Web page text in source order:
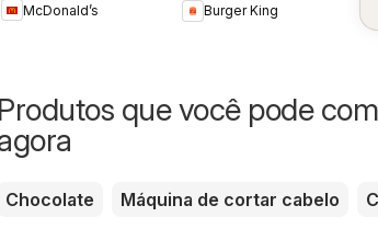
McDonald’s
Burger King
Produtos que você pode
Chocolate Máquina de cortar cabelo